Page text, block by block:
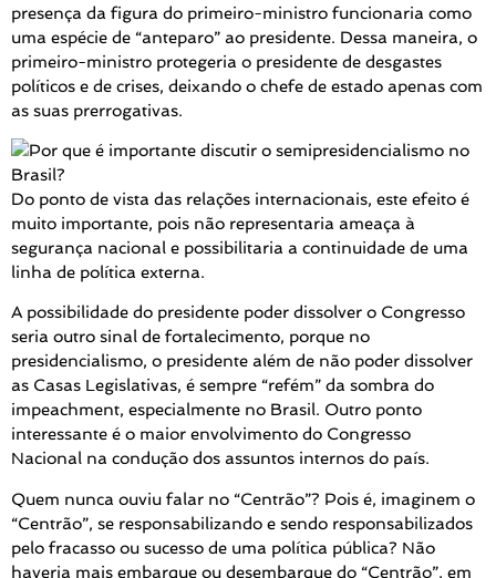
presença da figura do primeiro-ministro funcionaria como
uma espécie de “anteparo” ao presidente. Dessa maneira, o
primeiro-ministro protegeria o presidente de desgastes
políticos e de crises, deixando o chefe de estado apenas com
as suas prerrogativas.
Do ponto de vista das relações internacionais, este efeito é
muito importante, pois não representaria ameaça à
segurança nacional e possibilitaria a continuidade de uma
linha de política externa.
A possibilidade do presidente poder dissolver o Congresso
seria outro sinal de fortalecimento, porque no
presidencialismo, o presidente além de não poder dissolver
as Casas Legislativas, é sempre “refém” da sombra do
impeachment, especialmente no Brasil. Outro ponto
interessante é o maior envolvimento do Congresso
Nacional na condução dos assuntos internos do país.
Quem nunca ouviu falar no “Centrão”? Pois é, imaginem o
“Centrão”, se responsabilizando e sendo responsabilizados
pelo fracasso ou sucesso de uma política pública? Não
haveria mais embarque ou desembarque do “Centrão”, em